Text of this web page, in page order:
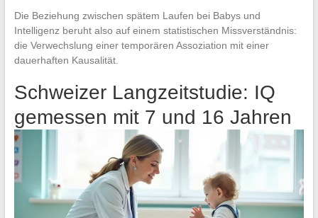
Die Beziehung zwischen spätem Laufen bei Babys und
Intelligenz beruht also auf einem statistischen Missverständnis:
die Verwechslung einer temporären Assoziation mit einer
dauerhaften Kausalität.
Schweizer Langzeitstudie: IQ
gemessen mit 7 und 16 Jahren